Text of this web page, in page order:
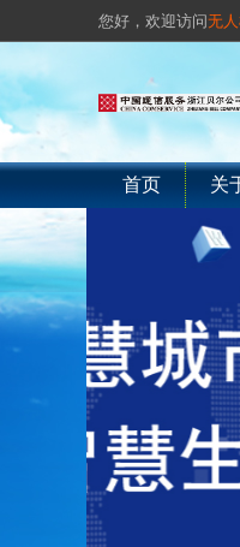
您好， 欢迎访问无
首页 关